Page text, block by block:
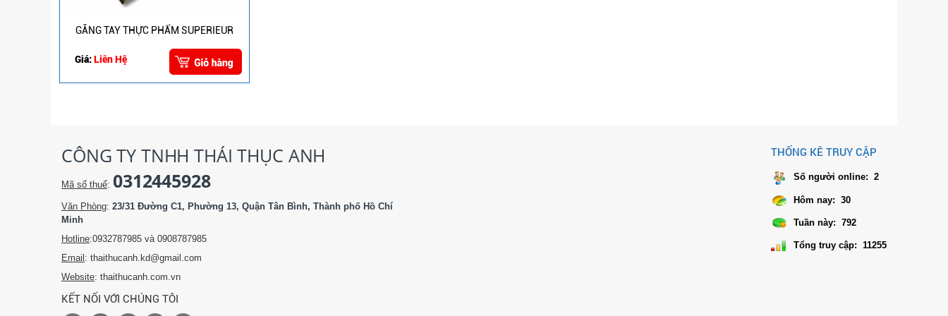
GĂNG TAY THỰC PHẨM SUPERIEUR
Giá:Liên Hệ
CÔNG TY TNHH THÁI THỤC ANH
Mã số thuế: 0312445928
Văn Phòng: 23/31 Đường C1, Phường 13, Quận Tân Bình, Thành phố Hồ Chí
Minh
Hotline:0932787985 và 0908787985
Email : thaithucanh.kd@gmail.com
Website: thaithucanh.com.vn
KẾT NỐI VỚI CHÚNG TÔI
THỐNG KÊ TRUY CẬP
Số người online: 2
Hôm nay: 30
Tuần này: 792
Tổng truy cập: 11255